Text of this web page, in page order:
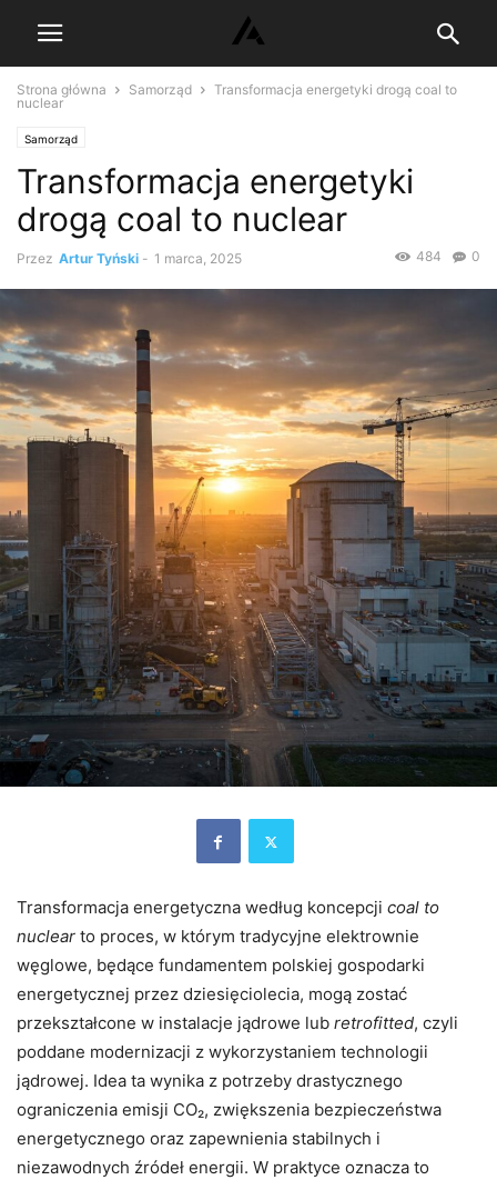
Strona główna Samorząd
Transformacja energetyki drogą coal to
nuclear
Samorząd
Transformacja energetyki
drogą coal to nuclear
Przez Artur Tyński - 1 marca, 2025 0
484
Transformacja energetyczna według koncepcji coal to
nuclear to proces, w którym tradycyjne elektrownie
węglowe, będące fundamentem polskiej gospodarki
energetycznej przez dziesięciolecia, mogą zostać
przekształcone w instalacje jądrowe lub retrofitted, czyli
poddane modernizacji z wykorzystaniem technologii
jądrowej. Idea ta wynika z potrzeby drastycznego
ograniczenia emisji CO₂, zwiększenia bezpieczeństwa
energetycznego oraz zapewnienia stabilnych i
niezawodnych źródeł energii. W praktyce oznacza to